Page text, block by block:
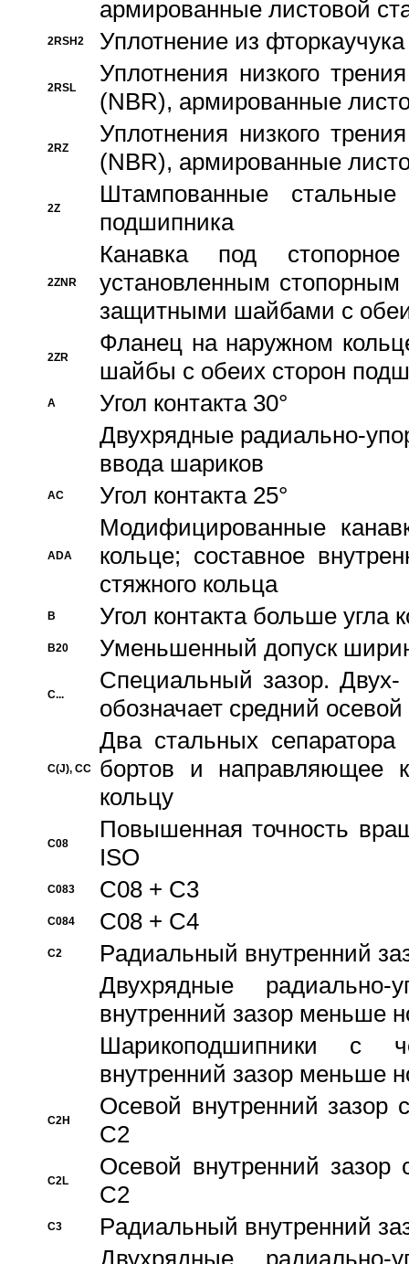
армированные листовой
2RSH2 Уплотнение из
2RSL
Уплотнения низкого
(NBR), армированные
2RZ
Уплотнения низкого
(NBR), армированные
2Z
Штампованные
подшипника
2ZNR
Канавка под
установленным
защитными шайбами с
2ZR
Фланец на наружном
шайбы с обеих сторон
A
Угол контакта 30°
Двухрядные радиально-
ввода шариков
AC Угол контакта 25°
ADA
Модифицированные
кольце; составное
стяжного кольца
B Угол контакта больше угла
B20 Уменьшенный допуск
C...
Специальный зазор.
обозначает средний
C(J), CC
Два стальных сепаратора
бортов и направляющее
кольцу
C08
Повышенная точность
ISO
C083 C08 + C3
C084 C08 + C4
C2
Pадиальный внутренний
Двухрядные радиально-
внутренний зазор меньше
Шарикоподшипники с
внутренний зазор меньше
C2H
Осевой внутренний зазор
C2
C2L
Осевой внутренний зазор
C2
C3
Pадиальный внутренний
Двухрядные